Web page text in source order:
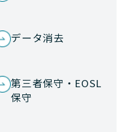
データ消去
第三者保守・EOSL
保守